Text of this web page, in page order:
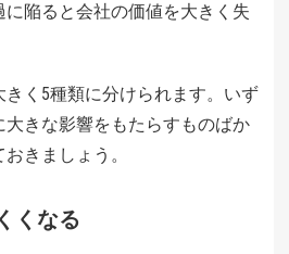
陥ると会社の価値を大きく失
く5種類に分けられます。いず
きな影響をもたらすものばか
きましょう。
くなる